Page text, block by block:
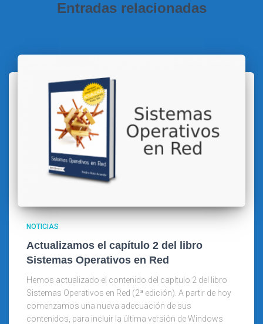
Entradas relacionadas
NOTICIAS
Actualizamos el capítulo 2 del libro
Sistemas Operativos en Red
Hemos actualizado el contenido del capítulo 2 del libro
Sistemas Operativos en Red (2ª edición). A partir de hoy
comenzamos una nueva adecuación de sus
contenidos, para incluir la última versión de Windows